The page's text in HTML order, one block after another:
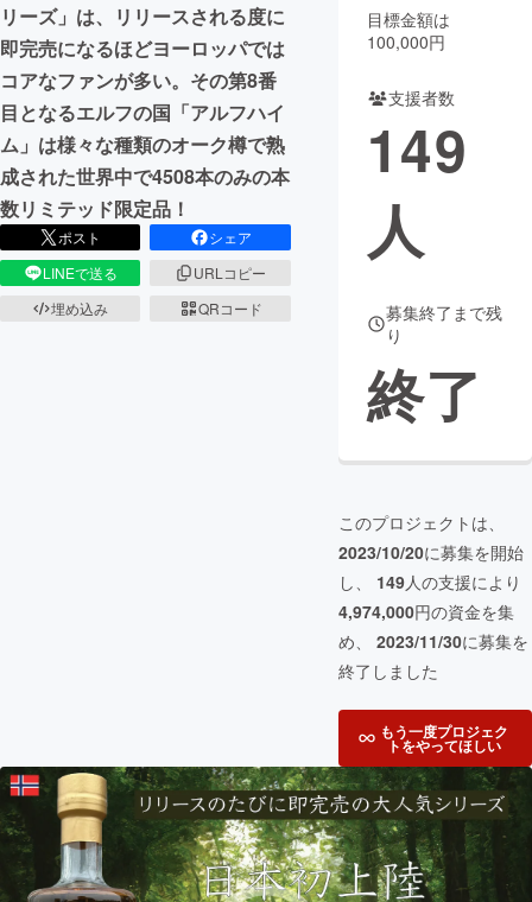
CAMPFIREふるさと納税machi-ya コミュニティ
リーズ」は、リリースされる度に
即完売になるほどヨーロッパでは
コアなファンが多い。その第8番
目となるエルフの国「アルフハイ
ム」は様々な種類のオーク樽で熟
成された世界中で4508本のみの本
数リミテッド限定品！
ポスト
シェア
LINEで送る
URLコピー
埋め込み
QRコード
目標金額は
100,000円
支援者数
149
人
募集終了まで残
り
終了
このプロジェクトは、
2023/10/20に募集を開始
し、 149人の支援により
4,974,000円の資金を集
め、 2023/11/30に募集を
終了しました
もう一度プロジェク
トをやってほしい